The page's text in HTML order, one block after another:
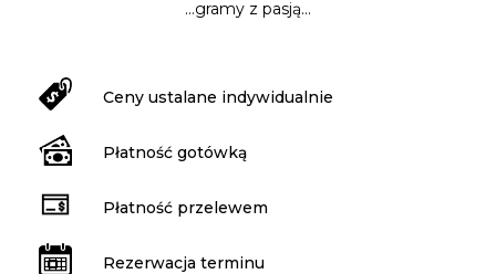
...gramy z pasją...
Ceny ustalane indywidualnie
Płatność gotówką
Płatność przelewem
Rezerwacja terminu